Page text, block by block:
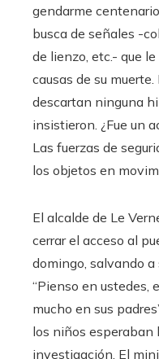
gendarme
busca de señales -
de lienzo, etc.- que
causas de su
descartan ninguna
insistieron. ¿Fue un
Las fuerzas de
los objetos en
El alcalde de Le
cerrar el acceso al
domingo, salvando
“Pienso en ustedes,
mucho en sus
los niños esperaban
investigación. El